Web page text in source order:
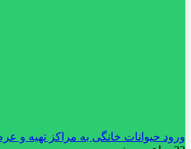
ورود حیوانات خانگی به مراکز تهیه و